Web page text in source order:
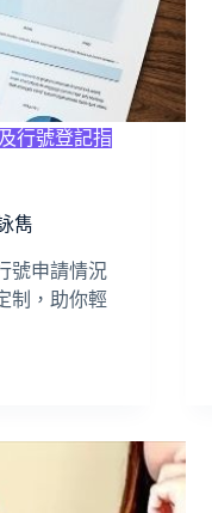
行號登記指
雋
號申請情況
制，助你輕